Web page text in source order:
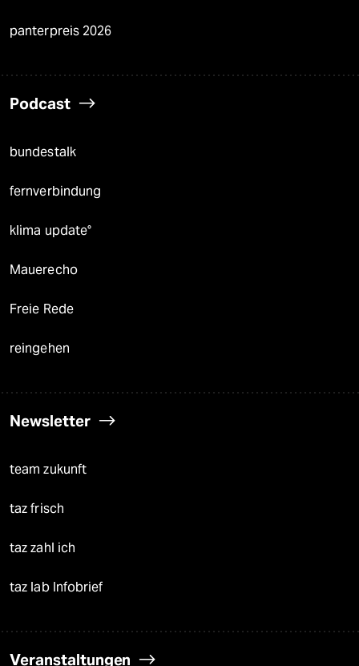
panterpreis 2026
Podcast
bundestalk
fernverbindung
klima update°
Mauerecho
Freie Rede
reingehen
Newsletter
team zukunft
taz frisch
taz zahl ich
taz lab Infobrief
Veranstaltungen